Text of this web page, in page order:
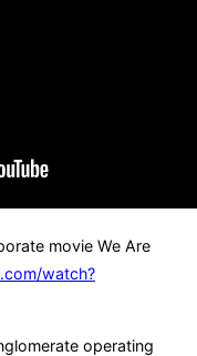
movie We Are
watch?
operating